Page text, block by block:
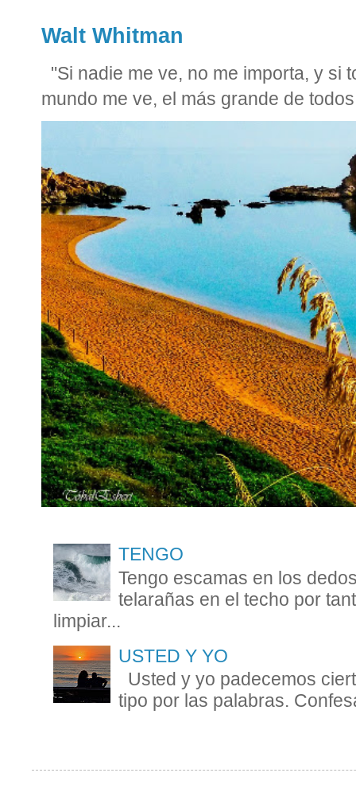
Walt Whitman
"Si nadie me ve, no me importa, y si
mundo me ve, el más grande de
TENGO
Tengo escamas en los
telarañas en el techo por
limpiar...
USTED Y YO
Usted y yo padecemos
tipo por las palabras.